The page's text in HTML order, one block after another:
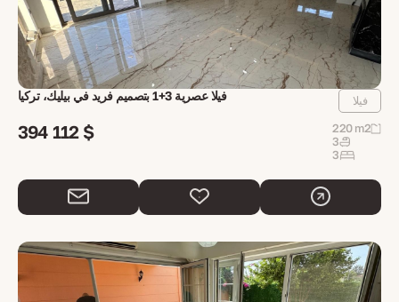
فيلا عصرية 3+1 بتصميم فريد في بيليك، تركيا فيلا
394 112 $
220 m2
3
3